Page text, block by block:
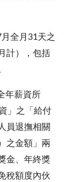
全月31天之
計），包括
年薪資所
」之「給付
員退撫相關
之金額」兩
金、年終獎
稅額度內伙